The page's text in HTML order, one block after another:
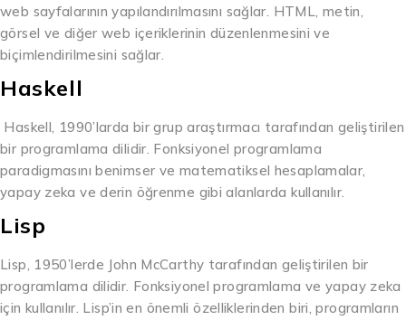
web sayfalarının yapılandırılmasını sağlar. HTML, metin,
görsel ve diğer web içeriklerinin düzenlenmesini ve
biçimlendirilmesini sağlar.
Haskell
Haskell, 1990’larda bir grup araştırmacı tarafından geliştirilen
bir programlama dilidir. Fonksiyonel programlama
paradigmasını benimser ve matematiksel hesaplamalar,
yapay zeka ve derin öğrenme gibi alanlarda kullanılır.
Lisp
Lisp, 1950’lerde John McCarthy tarafından geliştirilen bir
programlama dilidir. Fonksiyonel programlama ve yapay zeka
için kullanılır. Lisp’in en önemli özelliklerinden biri, programların